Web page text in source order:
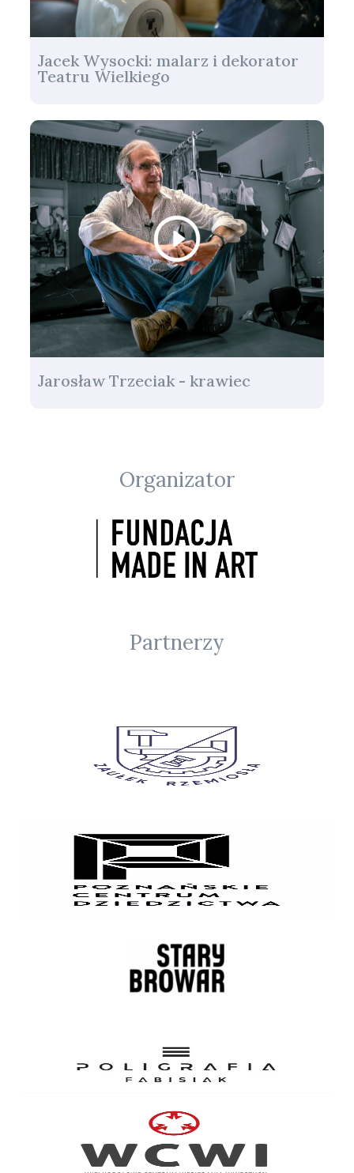
Jacek Wysocki: malarz i dekorator
Teatru Wielkiego
Jarosław Trzeciak - krawiec
Organizator
Partnerzy